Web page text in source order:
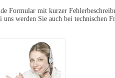
Formular mit kurzer
werden Sie auch bei technischen